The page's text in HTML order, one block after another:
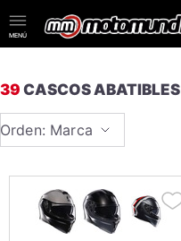
MENÚ
39 CASCOS ABATIBLES
Orden: Marca